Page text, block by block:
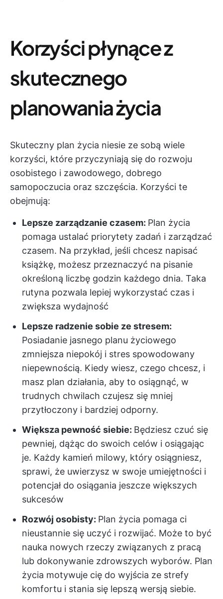
Korzyści płynące z
skutecznego
planowania życia
Skuteczny plan życia niesie ze sobą wiele
korzyści, które przyczyniają się do rozwoju
osobistego i zawodowego, dobrego
samopoczucia oraz szczęścia. Korzyści te
obejmują:
Lepsze zarządzanie czasem: Plan życia
pomaga ustalać priorytety zadań i zarządzać
czasem. Na przykład, jeśli chcesz napisać
książkę, możesz przeznaczyć na pisanie
określoną liczbę godzin każdego dnia. Taka
rutyna pozwala lepiej wykorzystać czas i
zwiększa wydajność
Lepsze radzenie sobie ze stresem:
Posiadanie jasnego planu życiowego
zmniejsza niepokój i stres spowodowany
niepewnością. Kiedy wiesz, czego chcesz, i
masz plan działania, aby to osiągnąć, w
trudnych chwilach czujesz się mniej
przytłoczony i bardziej odporny.
Większa pewność siebie: Będziesz czuć się
pewniej, dążąc do swoich celów i osiągając
je. Każdy kamień milowy, który osiągniesz,
sprawi, że uwierzysz w swoje umiejętności i
potencjał do osiągania jeszcze większych
sukcesów
Rozwój osobisty: Plan życia pomaga ci
nieustannie się uczyć i rozwijać. Może to być
nauka nowych rzeczy związanych z pracą
lub dokonywanie zdrowszych wyborów. Plan
życia motywuje cię do wyjścia ze strefy
komfortu i stania się lepszą wersją siebie.